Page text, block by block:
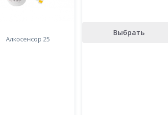
Алкосенсор 25
Выбрать